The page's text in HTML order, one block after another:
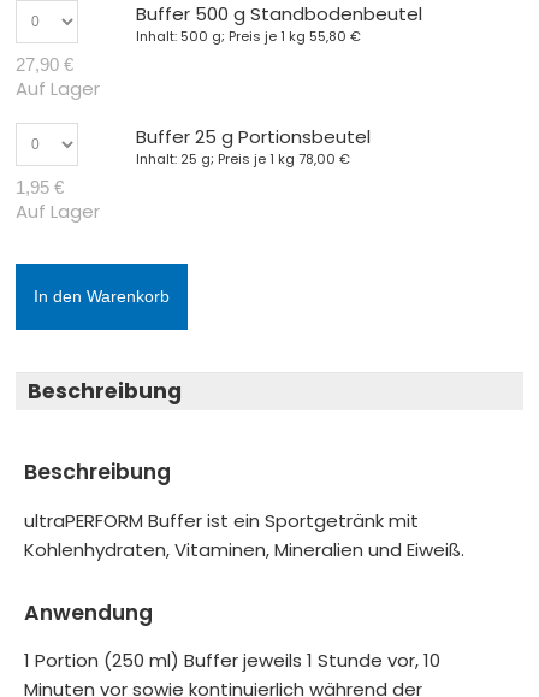
Buffer 500 g Standbodenbeutel
Inhalt: 500 g; Preis je 1 kg 55,80 €
27,90 €
Auf Lager
Buffer 25 g Portionsbeutel
Inhalt: 25 g; Preis je 1 kg 78,00 €
1,95 €
Auf Lager
In den Warenkorb
Beschreibung
Beschreibung
ultraPERFORM Buffer ist ein Sportgetränk mit
Kohlenhydraten, Vitaminen, Mineralien und Eiweiß.
Anwendung
1 Portion (250 ml) Buffer jeweils 1 Stunde vor, 10
Minuten vor sowie kontinuierlich während der